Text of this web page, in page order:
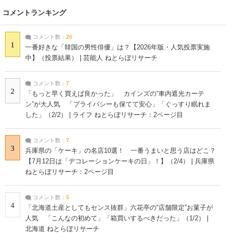
コメントランキング
1
コメント数： 20
一番好きな「韓国の男性俳優」は？【2026年版・人気投票実施
中】（投票結果） | 芸能人 ねとらぼリサーチ
2
コメント数： 7
「もっと早く買えば良かった」 カインズの“車内遮光カーテ
ン”が大人気 「プライバシーも保てて安心」「ぐっすり眠れま
した」（2/2） | ライフ ねとらぼリサーチ：2ページ目
3
コメント数： 7
兵庫県の「ケーキ」の名店10選！ 一番うまいと思う店はどこ？
【7月12日は「デコレーションケーキの日」！】（2/4） | 兵庫県
ねとらぼリサーチ：2ページ目
4
コメント数： 5
「北海道土産としてもセンス抜群」六花亭の“店舗限定”お菓子が
人気 「こんなの初めて」「箱買いするべきだった」（1/2） |
北海道 ねとらぼリサーチ